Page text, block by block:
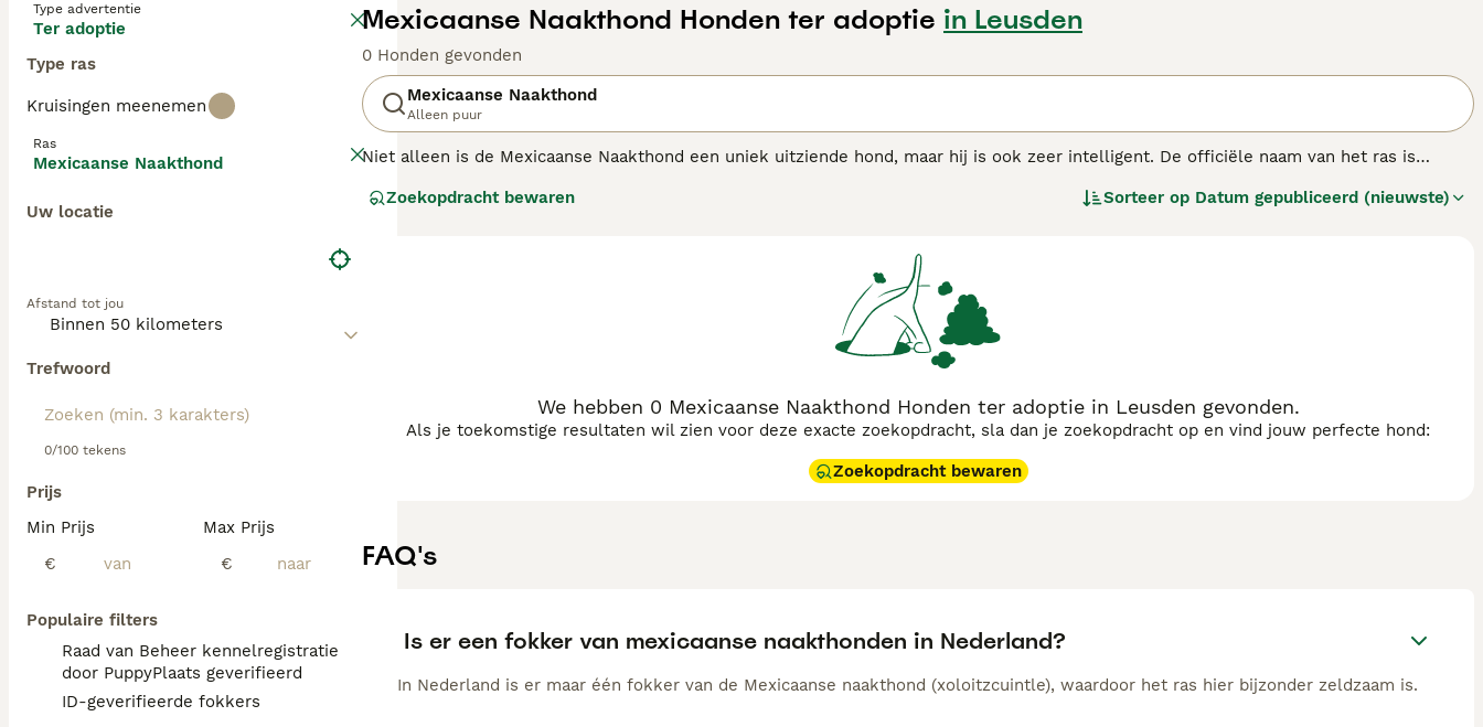
Type advertentie
Ter adoptie
Type ras
Kruisingen meenemen
Ras
Mexicaanse Naakthond
Uw locatie
Afstand tot jou
Trefwoord
0/100 tekens
Prijs
Min Prijs
€
Max Prijs
€
Populaire filters
Raad van Beheer kennelregistratie
door PuppyPlaats geverifieerd
ID-geverifieerde fokkers
Mexicaanse Naakthond Honden ter adoptie in Leusden
0 Honden gevonden
Mexicaanse Naakthond
Alleen puur
Niet alleen is de Mexicaanse Naakthond een uniek uitziende hond, maar hij is ook zeer intelligent. De officiële naam van het ras is
hebben deze charmante honden plukjes haar op hun hoofd, staart en poten. De Mexicaanse Naakthond is een loyale, aanhankelijke en
voor informatie over dit hondenras.
Zoekopdracht bewaren Sorteer op Datum gepubliceerd (nieuwste)
We hebben 0 Mexicaanse Naakthond Honden ter adoptie in Leusden gevonden.
Als je toekomstige resultaten wil zien voor deze exacte zoekopdracht, sla dan je zoekopdracht op en vind jouw perfecte hond:
Zoekopdracht bewaren
FAQ's
Is er een fokker van mexicaanse naakthonden in Nederland?
In Nederland is er maar één fokker van de Mexicaanse naakthond (xoloitzcuintle), waardoor het ras hier bijzonder zeldzaam is.